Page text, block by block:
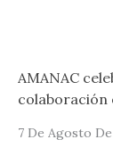
AMANAC
7 De Agosto